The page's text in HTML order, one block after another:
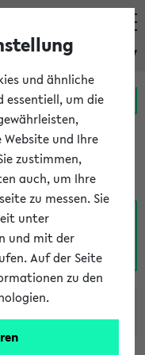
eKVV
MeineUni Portal
N O
Y
Z
und ähnliche
essentiell, um die
und Ihre
zustimmen,
auch, um Ihre
zu messen. Sie
unter
und mit der
Auf der Seite
zu den